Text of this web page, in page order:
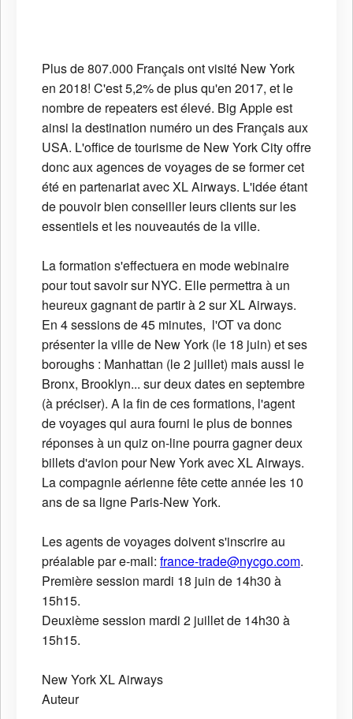
Plus de 807.000 Français ont visité New York
en 2018! C'est 5,2% de plus qu'en 2017, et le
nombre de repeaters est élevé. Big Apple est
ainsi la destination numéro un des Français aux
USA. L'office de tourisme de New York City offre
donc aux agences de voyages de se former cet
été en partenariat avec XL Airways. L'idée étant
de pouvoir bien conseiller leurs clients sur les
essentiels et les nouveautés de la ville.
La formation s'effectuera en mode webinaire
pour tout savoir sur NYC. Elle permettra à un
heureux gagnant de partir à 2 sur XL Airways.
En 4 sessions de 45 minutes, l'OT va donc
présenter la ville de New York (le 18 juin) et ses
boroughs : Manhattan (le 2 juillet) mais aussi le
Bronx, Brooklyn... sur deux dates en septembre
(à préciser). A la fin de ces formations, l'agent
de voyages qui aura fourni le plus de bonnes
réponses à un quiz on-line pourra gagner deux
billets d'avion pour New York avec XL Airways.
La compagnie aérienne fête cette année les 10
ans de sa ligne Paris-New York.
Les agents de voyages doivent s'inscrire au
préalable par e-mail: france-trade@nycgo.com.
Première session mardi 18 juin de 14h30 à
15h15.
Deuxième session mardi 2 juillet de 14h30 à
15h15.
New YorkXL Airways
Auteur